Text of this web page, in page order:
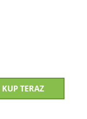
KUP TERAZ